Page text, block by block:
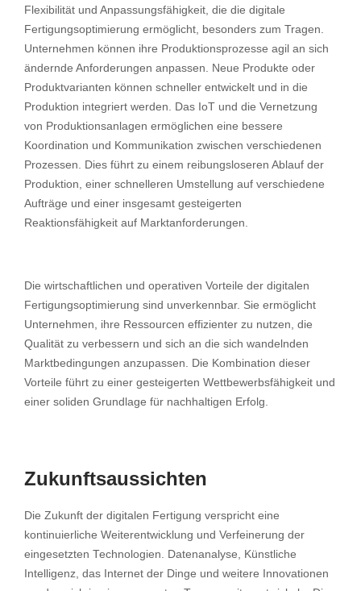
Flexibilität und Anpassungsfähigkeit, die die digitale
Fertigungsoptimierung ermöglicht, besonders zum Tragen.
Unternehmen können ihre Produktionsprozesse agil an sich
ändernde Anforderungen anpassen. Neue Produkte oder
Produktvarianten können schneller entwickelt und in die
Produktion integriert werden. Das IoT und die Vernetzung
von Produktionsanlagen ermöglichen eine bessere
Koordination und Kommunikation zwischen verschiedenen
Prozessen. Dies führt zu einem reibungsloseren Ablauf der
Produktion, einer schnelleren Umstellung auf verschiedene
Aufträge und einer insgesamt gesteigerten
Reaktionsfähigkeit auf Marktanforderungen.
Die wirtschaftlichen und operativen Vorteile der digitalen
Fertigungsoptimierung sind unverkennbar. Sie ermöglicht
Unternehmen, ihre Ressourcen effizienter zu nutzen, die
Qualität zu verbessern und sich an die sich wandelnden
Marktbedingungen anzupassen. Die Kombination dieser
Vorteile führt zu einer gesteigerten Wettbewerbsfähigkeit und
einer soliden Grundlage für nachhaltigen Erfolg.
Zukunftsaussichten
Die Zukunft der digitalen Fertigung verspricht eine
kontinuierliche Weiterentwicklung und Verfeinerung der
eingesetzten Technologien. Datenanalyse, Künstliche
Intelligenz, das Internet der Dinge und weitere Innovationen